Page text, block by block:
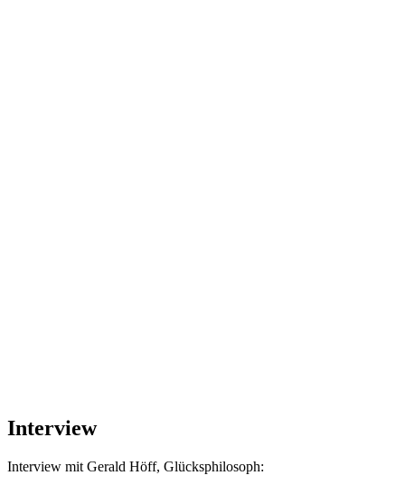
Interview
Interview mit Gerald Höff, Glücksphilosoph: